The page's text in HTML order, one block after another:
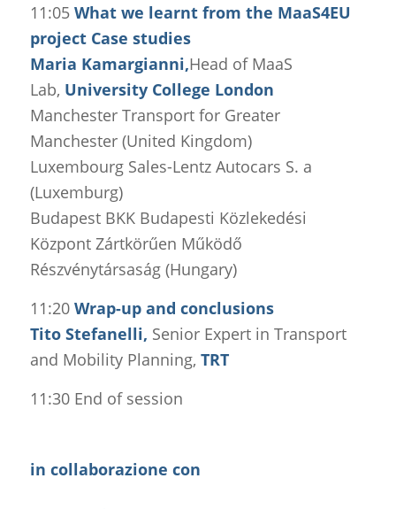
11:05 What we learnt from the MaaS4EU
project Case studies
Maria Kamargianni,Head of MaaS
Lab, University College London
Manchester Transport for Greater
Manchester (United Kingdom)
Luxembourg Sales-Lentz Autocars S. a
(Luxemburg)
Budapest BKK Budapesti Közlekedési
Központ Zártkörűen Működő
Részvénytársaság (Hungary)
11:20 Wrap-up and conclusions
Tito Stefanelli, Senior Expert in Transport
and Mobility Planning, TRT
11:30 End of session
in collaborazione con